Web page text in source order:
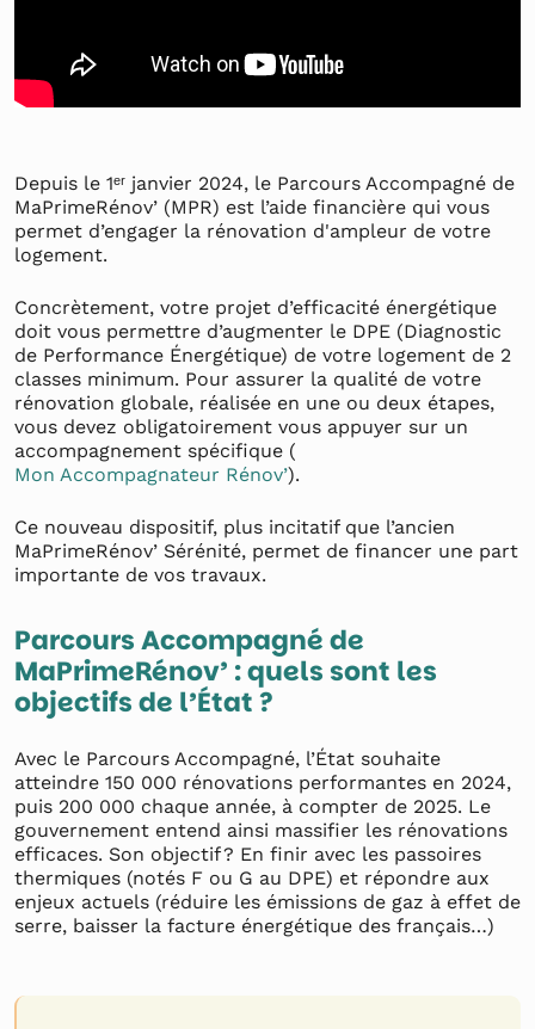
Depuis le 1ᵉʳ janvier 2024, le Parcours Accompagné de
MaPrimeRénov’ (MPR) est l’aide financière qui vous
permet d’engager la rénovation d'ampleur de votre
logement.
Concrètement, votre projet d’efficacité énergétique
doit vous permettre d’augmenter le DPE (Diagnostic
de Performance Énergétique) de votre logement de 2
classes minimum. Pour assurer la qualité de votre
rénovation globale, réalisée en une ou deux étapes,
vous devez obligatoirement vous appuyer sur un
accompagnement spécifique (
Mon Accompagnateur Rénov’).
Ce nouveau dispositif, plus incitatif que l’ancien
MaPrimeRénov’ Sérénité, permet de financer une part
importante de vos travaux.
Parcours Accompagné de
MaPrimeRénov’ : quels sont les
objectifs de l’État ?
Avec le Parcours Accompagné, l’État souhaite
atteindre 150 000 rénovations performantes en 2024,
puis 200 000 chaque année, à compter de 2025. Le
gouvernement entend ainsi massifier les rénovations
efficaces. Son objectif ? En finir avec les passoires
thermiques (notés F ou G au DPE) et répondre aux
enjeux actuels (réduire les émissions de gaz à effet de
serre, baisser la facture énergétique des français…)